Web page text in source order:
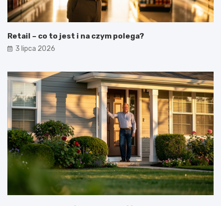
Retail – co to jest i na czym polega?
3 lipca 2026